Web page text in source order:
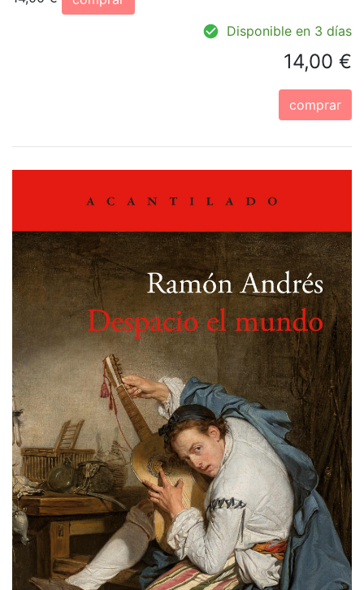
Disponible en 3 días
14,00 €
comprar